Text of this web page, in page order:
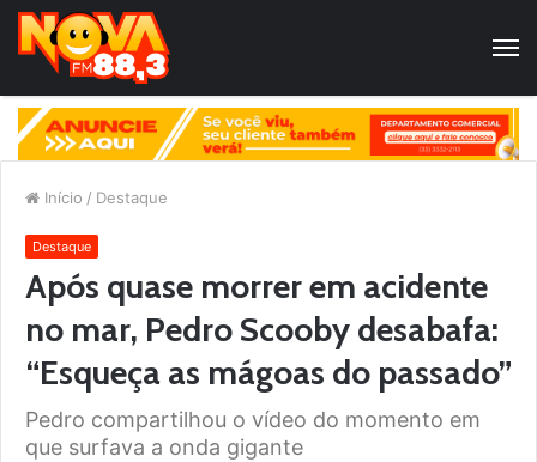
Início / Destaque
Destaque
Após quase morrer em acidente
no mar, Pedro Scooby desabafa:
“Esqueça as mágoas do passado”
Pedro compartilhou o vídeo do momento em
que surfava a onda gigante